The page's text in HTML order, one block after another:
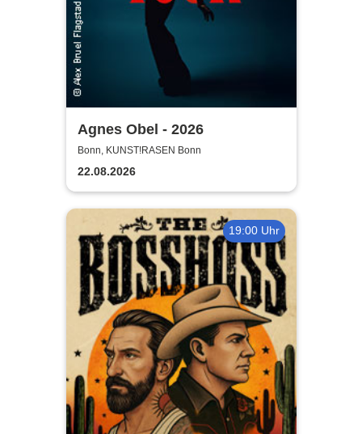
Agnes Obel - 2026
Bonn, KUNST!RASEN Bonn
22.08.2026
19:00 Uhr